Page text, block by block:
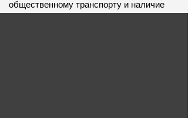
общественному транспорту и наличие